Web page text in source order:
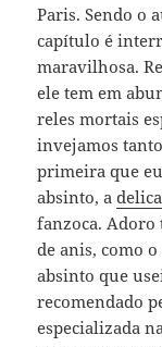
Paris. Sendo o
capítulo é
maravilhosa.
ele tem em
reles mortais
invejamos
primeira que
absinto, a
fanzoca. Adoro
de anis, como
absinto que
recomendado
especializada